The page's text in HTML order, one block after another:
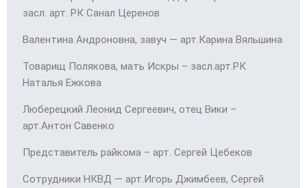
засл. арт. РК Санал Церенов
Валентина Андроновна, завуч — арт.Карина Вяльшина
Товарищ Полякова, мать Искры – засл.арт.РК
Наталья Ежкова
Люберецкий Леонид Сергеевич, отец Вики –
арт.Антон Савенко
Представитель райкома – арт. Сергей Цебеков
Сотрудники НКВД — арт.Игорь Джимбеев, Сергей